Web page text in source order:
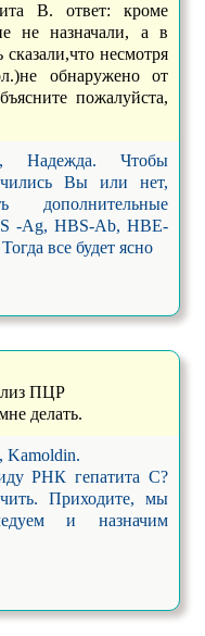
В. ответ: кроме
не назначали, а в
сказали,что несмотря
обнаружено от
пожалуйста,
Надежда. Чтобы
Вы или нет,
дополнительные
-Ag, HBS-Ab, HBE-
все будет ясно
ПЦР
делать.
Kamoldin.
РНК гепатита С?
Приходите, мы
и назначим